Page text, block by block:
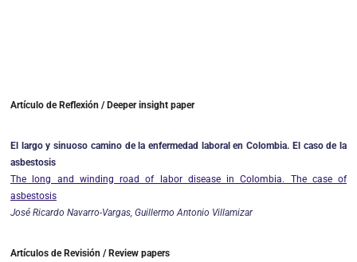
Artículo de Reflexión / Deeper insight paper
El largo y sinuoso camino de la enfermedad laboral en Colombia. El caso de la
asbestosis
The long and winding road of labor disease in Colombia. The case of
asbestosis
José Ricardo Navarro-Vargas, Guillermo Antonio Villamizar
Artículos de Revisión / Review papers